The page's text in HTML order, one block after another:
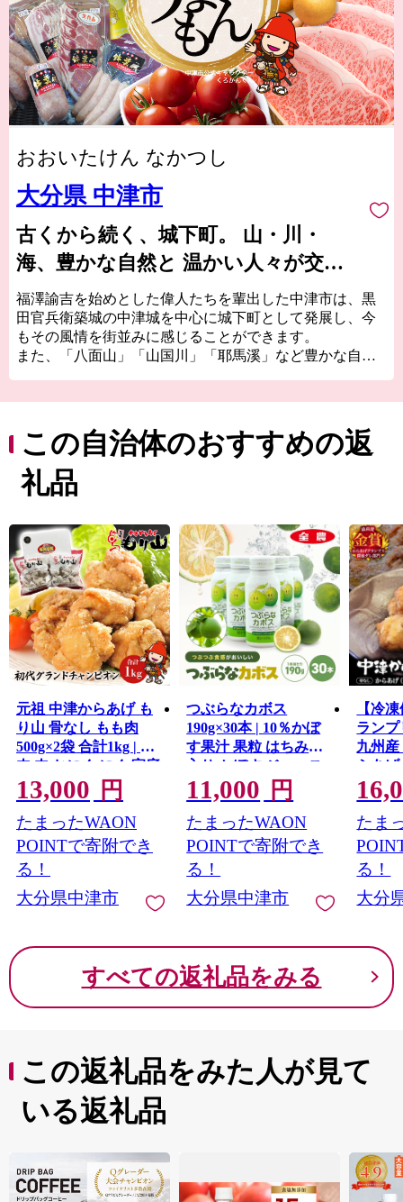
おおいたけん なかつし
大分県 中津市
古くから続く、城下町。 山・川・
海、豊かな自然と 温かい人々が交差
するまち。
福澤諭吉を始めとした偉人たちを輩出した中津市は、黒
田官兵衛築城の中津城を中心に城下町として発展し、今
もその風情を街並みに感じることができます。
また、「八面山」「山国川」「耶馬溪」など豊かな自然
市内には温泉スポットも点在しており、「おんせん県お
おいた」を楽しむことができます。
グルメは、からあげの聖地「中津からあげ」、数々の海
の幸や山の幸などが自慢です。
す。
この自治体のおすすめの返
礼品
元祖 中津からあげ も
り山 骨なし もも肉
500g×2袋 合計1kg | お
肉 肉 おにく にく 家庭
調理 中津からあげ 唐
揚げ からあげ から揚
げ 冷凍 冷凍食品 お弁
当 弁当 おかず お惣菜
惣菜 おつまみ 大分県
中津市
13,000 円
たまったWAON
POINTで寄附でき
る！
大分県中津市
つぶらなカボス
190g×30本 | 10％かぼ
す果汁 果粒 はちみつ
入り かぼす ジュース
詰め合わせ 大分県 中
津市 九州産
11,000 円
たまったWAON
POINTで寄附でき
る！
大分県中津市
【冷
ラン
九州
らあ
25個
からあ
あげ
弁当
つま
大分県
たま
る！
大分
すべての返礼品をみる
この返礼品をみた人が見て
いる返礼品